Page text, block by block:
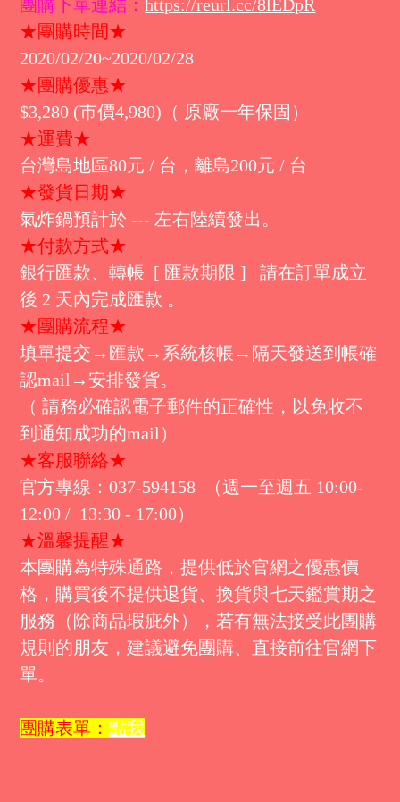
團購下單連結： https://reurl.cc/8lEDpR
★團購時間★
2020/02/20~2020/02/28
★團購優惠★
$3,280 (市價4,980)（ 原廠一年保固）
★運費★
台灣島地區80元 / 台，離島200元 / 台
★發貨日期★
氣炸鍋預計於 --- 左右陸續發出。
★付款方式★
銀行匯款、轉帳 [ 匯款期限 ] 請在訂單成立
後 2 天內完成匯款 。
★團購流程★
填單提交→匯款→系統核帳→隔天發送到帳確
認mail→安排發貨。
（ 請務必確認電子郵件的正確性，以免收不
到通知成功的mail）
★客服聯絡★
官方專線：037-594158 （週一至週五 10:00-
12:00 / 13:30 - 17:00）
★溫馨提醒★
本團購為特殊通路，提供低於官網之優惠價
格，購買後不提供退貨、換貨與七天鑑賞期之
服務（除商品瑕疵外），若有無法接受此團購
規則的朋友，建議避免團購、直接前往官網下
單。
團購表單：點我